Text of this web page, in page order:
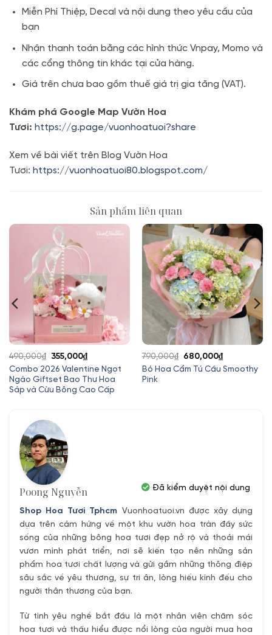
Miễn Phí Thiệp, Decal và nội dung theo yêu cầu của
bạn
Nhận thanh toán bằng các hình thức Vnpay, Momo và
các cổng thông tin khác tại cửa hàng.
Giá trên chưa bao gồm thuế giá trị gia tăng (VAT).
Khám phá Google Map Vườn Hoa
Tươi: https://g.page/vuonhoatuoi?share
Xem về bài viết trên Blog Vườn Hoa
Tươi: https://vuonhoatuoi80.blogspot.com/
Sản phẩm liên quan
Combo 2026 Valentine Ngọt
Ngào Giftset Bao Thư Hoa
Sáp và Cừu Bông Cao Cấp
490,000₫
Giá
gốc
là:
490,000₫.
355,000₫Giá
hiện
tại
là:
Bó Hoa Cẩm Tú Cầu Smoothy
Pink
790,000₫
Giá
gốc
680,000₫Giá
hiện
Poong Nguyễn
Shop Hoa Tươi Tphcm Vuonhoatuoi.vn được xây dựng
dựa trên cảm hứng về một khu vườn hoa tràn đầy sức
sống của những bông hoa tươi đẹp nở rộ và thoải mái
vươn mình phát triển, nơi sẽ kiến tạo nên những sản
phẩm hoa tươi chất lượng và gửi gắm những thông điệp
sâu sắc về yêu thương, sự tri ân, lòng hiếu kính đếu cho
người thân thương của bạn.
Từ tình yêu nghề bắt đầu là một nhân viên chăm sóc
hoa tươi và thấu hiểu được nổi lòng của người mua hoa
Đã kiểm duyệt nội dung